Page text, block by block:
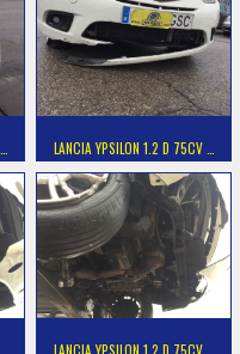
LANCIA YPSILON 1.2 D 75CV …
LANCIA YPSILON 1.2 D 75CV …